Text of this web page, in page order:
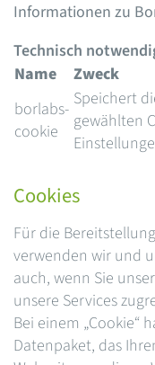
Informationen zu
Technisch
Name
Zweck
borlabs-
cookie
Speichert
gewählten
Cookies
Für die
verwenden wir und
auch, wenn Sie
unsere Services
Bei einem „Cookie“
Datenpaket, das